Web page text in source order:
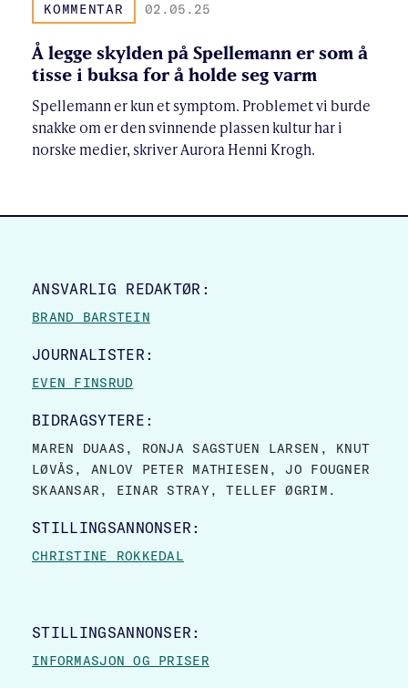
KOMMENTAR 02.05.25
Å legge skylden på Spellemann er som å
tisse i buksa for å holde seg varm
Spellemann er kun et symptom. Problemet vi burde
snakke om er den svinnende plassen kultur har i
norske medier, skriver Aurora Henni Krogh.
SITE FOOTER
ANSVARLIG REDAKTØR:
BRAND BARSTEIN
JOURNALISTER:
EVEN FINSRUD
BIDRAGSYTERE:
MAREN DUAAS, RONJA SAGSTUEN LARSEN, KNUT
LØVÅS, ANLOV PETER MATHIESEN, JO FOUGNER
SKAANSAR, EINAR STRAY, TELLEF ØGRIM.
STILLINGSANNONSER:
CHRISTINE ROKKEDAL
STILLINGSANNONSER:
INFORMASJON OG PRISER